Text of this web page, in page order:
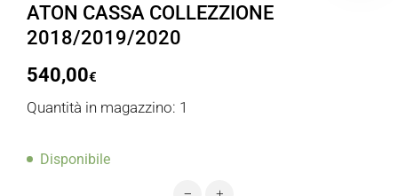
ATON CASSA COLLEZZIONE
2018/2019/2020
540,00€
Quantità in magazzino: 1
Disponibile
Elena Walch Pinot Nero RISERVA